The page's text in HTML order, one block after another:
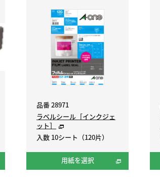
品番 28971
ラベルシール［インクジェ
ット］
入数 10シート（120片）
用紙を選択